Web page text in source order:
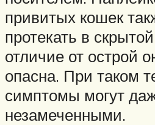
привитых кошек
протекать в
отличие от острой
опасна. При таком
симптомы могут
незамеченными.